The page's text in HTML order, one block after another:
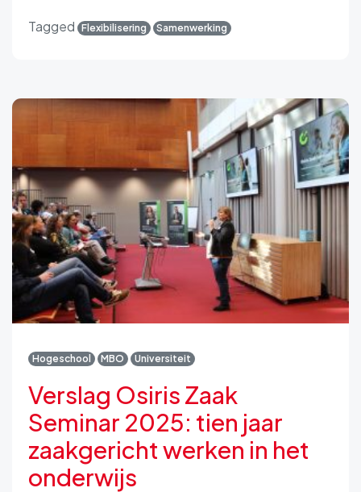
Tagged Flexibilisering Samenwerking
Hogeschool MBO Universiteit
Verslag Osiris Zaak
Seminar 2025: tien jaar
zaakgericht werken in het
onderwijs